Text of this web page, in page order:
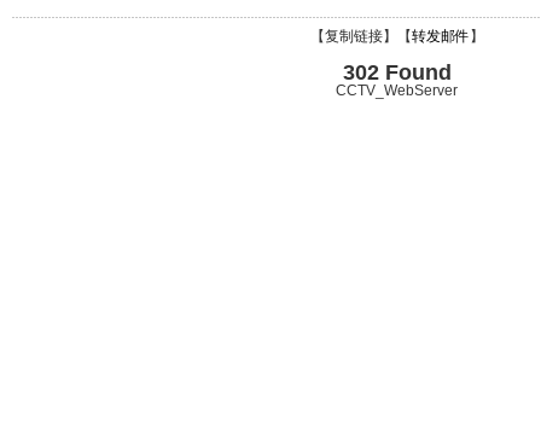
【复制链接】【转发邮件 】
302 Found
CCTV_WebServer